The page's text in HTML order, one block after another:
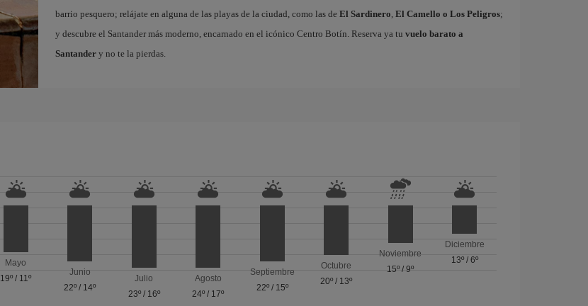
barrio pesquero; relájate en alguna de las playas de la ciudad, como las de El Sardinero, El Camello o Los Peligros;
y descubre el Santander más moderno, encarnado en el icónico Centro Botín. Reserva ya tu vuelo barato a
Santandery no te la pierdas.
Mayo
19º / 11º
Junio
22º / 14º
Julio
23º/ 16º
Agosto
24º / 17º
Septiembre
22º/ 15º
Octubre
20º / 13º
Noviembre
15º /9º
Diciembre
13º/ 6º